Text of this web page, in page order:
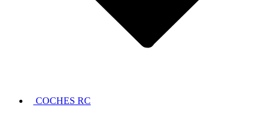
COCHES RC